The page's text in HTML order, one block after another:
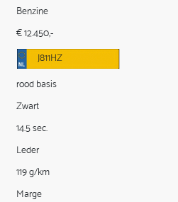
Benzine
€ 12.450,-
J811HZ
rood basis
Zwart
14.5 sec.
Leder
119 g/km
Marge